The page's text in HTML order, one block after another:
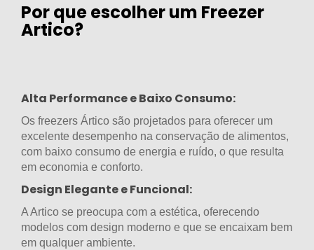
Por que escolher um Freezer
Artico?
​Alta Performance e Baixo Consumo:
Os freezers Ártico são projetados para oferecer um
excelente desempenho na conservação de alimentos,
com baixo consumo de energia e ruído, o que resulta
em economia e conforto.
Design Elegante e Funcional:
A Artico se preocupa com a estética, oferecendo
modelos com design moderno e que se encaixam bem
em qualquer ambiente.